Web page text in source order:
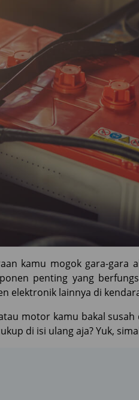
kamu mogok gara-gara
penting yang
elektronik lainnya di
motor kamu bakal
di isi ulang aja? Yuk,